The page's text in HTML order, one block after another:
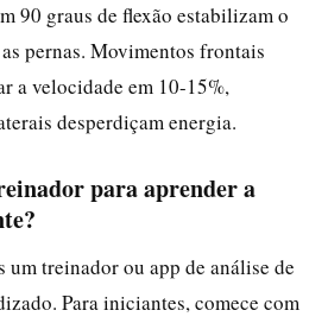
90 graus de flexão estabilizam o
pernas. Movimentos frontais
a velocidade em 10-15%,
desperdiçam energia.
para aprender a
um treinador ou app de análise de
Para iniciantes, comece com